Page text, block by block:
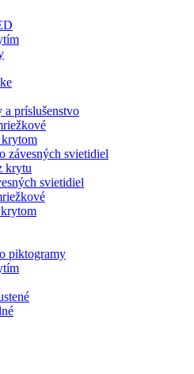
príslušenstvo
krytom
závesných svietidiel
krytu
svietidiel
krytom
piktogramy